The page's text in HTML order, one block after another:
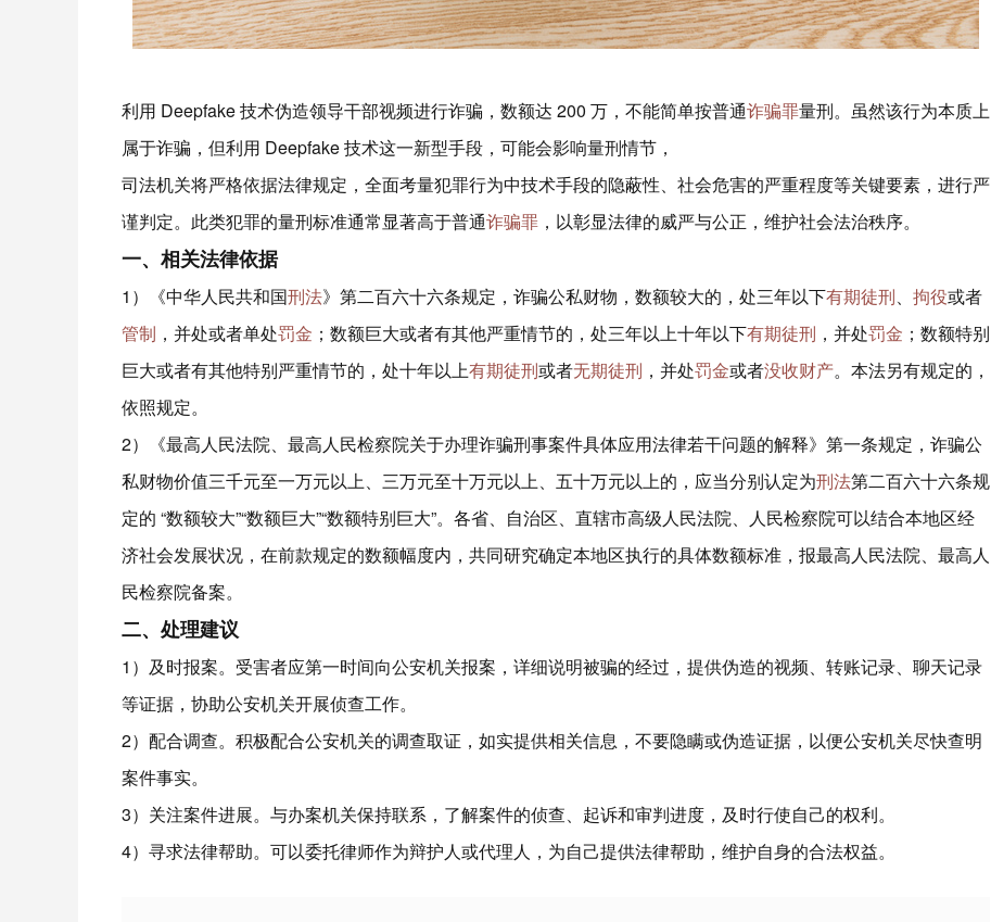
利用 Deepfake 技术伪造领导干部视频进行诈骗，数额达 200 万，不能简单按普通诈骗罪量刑。虽然该行为本质上
属于诈骗，但利用 Deepfake 技术这一新型手段，可能会影响量刑情节，​
司法机关将严格依据法律规定，全面考量犯罪行为中技术手段的隐蔽性、社会危害的严重程度等关键要素，进行严
谨判定。此类犯罪的量刑标准通常显著高于普通诈骗罪 ，以彰显法律的威严与公正，维护社会法治秩序。​
一、相关法律依据
1）《中华人民共和国刑法》第二百六十六条规定，诈骗公私财物，数额较大的，处三年以下有期徒刑、 拘役或者
管制 ，并处或者单处罚金 ；数额巨大或者有其他严重情节的，处三年以上十年以下有期徒刑 ，并处罚金 ；数额特别
巨大或者有其他特别严重情节的，处十年以上有期徒刑或者无期徒刑 ，并处罚金或者没收财产。本法另有规定的，
依照规定。​
2）《最高人民法院、最高人民检察院关于办理诈骗刑事案件具体应用法律若干问题的解释》第一条规定，诈骗公
私财物价值三千元至一万元以上、三万元至十万元以上、五十万元以上的，应当分别认定为刑法第二百六十六条规
定的 “数额较大”“数额巨大”“数额特别巨大”。各省、自治区、直辖市高级人民法院、人民检察院可以结合本地区经
济社会发展状况，在前款规定的数额幅度内，共同研究确定本地区执行的具体数额标准，报最高人民法院、最高人
民检察院备案。​
二、处理建议
1）及时报案。受害者应第一时间向公安机关报案，详细说明被骗的经过，提供伪造的视频、转账记录、聊天记录
等证据，协助公安机关开展侦查工作。​
2）配合调查。积极配合公安机关的调查取证，如实提供相关信息，不要隐瞒或伪造证据，以便公安机关尽快查明
案件事实。​
3）关注案件进展。与办案机关保持联系，了解案件的侦查、起诉和审判进度，及时行使自己的权利。​
4）寻求法律帮助。可以委托律师作为辩护人或代理人，为自己提供法律帮助，维护自身的合法权益。